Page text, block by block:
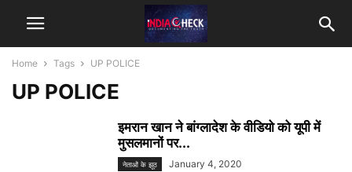
Home Tags UP POLICE
UP POLICE
इमरान खान ने बांग्लादेश के वीडियो को यूपी में
मुसलमानों पर...
नेताओं के झूठ January 4, 2020